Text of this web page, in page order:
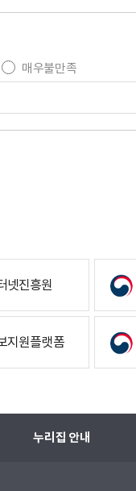
매우불만족
넷진흥원
지원플랫폼
누리집 안내